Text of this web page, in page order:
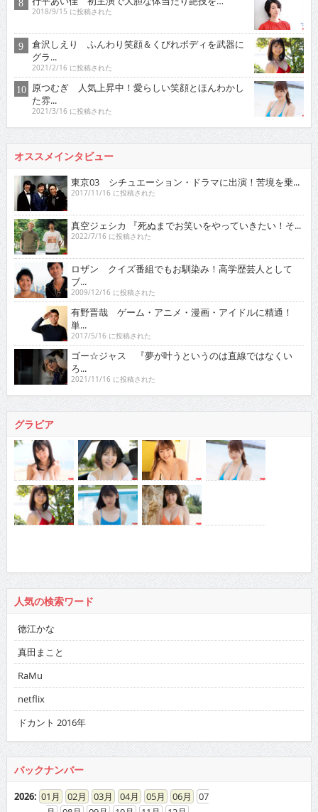
2018/9/15 に投稿された
倉沢しえり ふんわり笑顔＆くびれボディを武器に
グラ...
2021/2/16 に投稿された
原つむぎ 人気上昇中！愛らしい笑顔とほんわかし
た雰...
2021/3/16 に投稿された
オススメインタビュー
東京03 シチュエーション・ドラマに出演！苦境を乗...
2017/11/16 に投稿された
真空ジェシカ 『死ぬまでお笑いをやっていきたい！そ...
2022/7/16 に投稿された
ロザン クイズ番組でもお馴染み！高学歴芸人として
ブ...
2009/12/16 に投稿された
有野晋哉 ゲーム・アニメ・漫画・アイドルに精通！
単...
2017/5/16 に投稿された
ゴー☆ジャス 『夢が叶うというのは直線ではなくい
ろ...
2021/11/16 に投稿された
グラビア
人気の検索ワード
徳江かな
真田まこと
RaMu
netflix
ドカント 2016年
バックナンバー
2026: 01 02 03 04 05 06
07